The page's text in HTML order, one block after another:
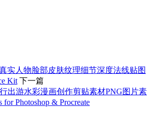
实人物脸部皮肤纹理细节深度法线贴图
Kit 下一篇
出游水彩漫画创作剪贴素材PNG图片素
Photoshop & Procreate